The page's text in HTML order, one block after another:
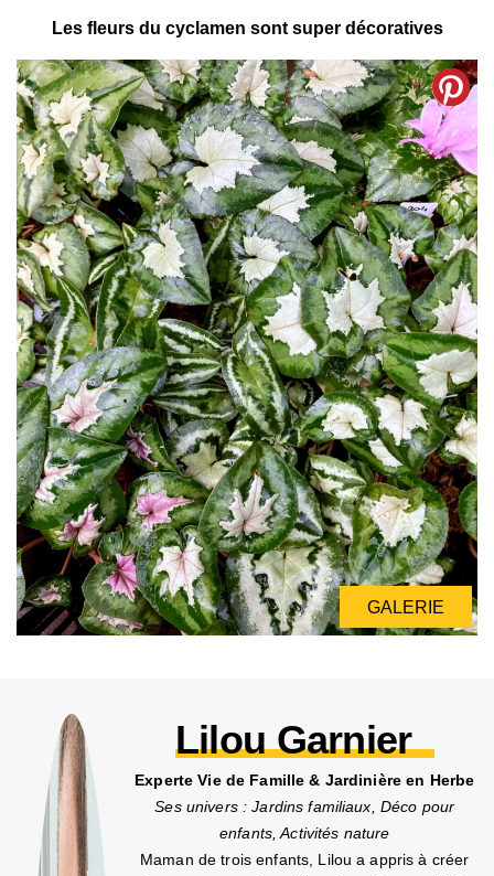
Les fleurs du cyclamen sont super décoratives
GALERIE
GALERIE
Lilou Garnier
Experte Vie de Famille & Jardinière en Herbe
Ses univers : Jardins familiaux, Déco pour
enfants, Activités nature
Maman de trois enfants, Lilou a appris à créer